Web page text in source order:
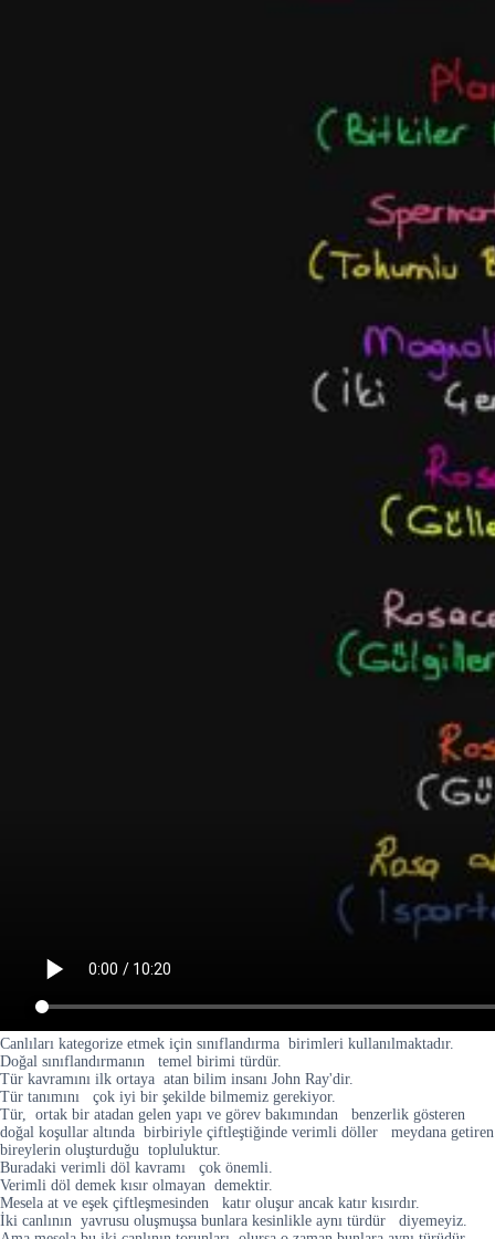
Canlıları kategorize etmek için sınıflandırma birimleri kullanılmaktadır.
Doğal sınıflandırmanın temel birimi türdür.
Tür kavramını ilk ortaya atan bilim insanı John Ray'dir.
Tür tanımını çok iyi bir şekilde bilmemiz gerekiyor.
Tür, ortak bir atadan gelen yapı ve görev bakımından benzerlik gösteren
doğal koşullar altında birbiriyle çiftleştiğinde verimli döller meydana getiren
bireylerin oluşturduğu topluluktur.
Buradaki verimli döl kavramı çok önemli.
Verimli döl demek kısır olmayan demektir.
Mesela at ve eşek çiftleşmesinden katır oluşur ancak katır kısırdır.
İki canlının yavrusu oluşmuşsa bunlara kesinlikle aynı türdür diyemeyiz.